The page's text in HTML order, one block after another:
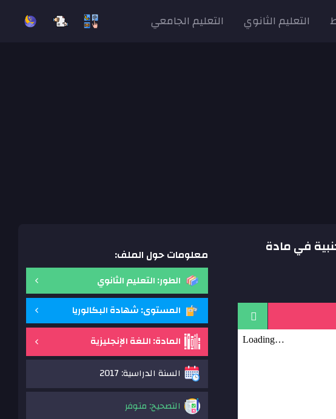
التعليم الثانوي التعليم الجامعي
- شعبة لغات أجنبية في مادة معلومات حول الملف:
الطور: التعليم الثانوي
المستوى: شهادة البكالوريا
المادة: اللغة الإنجليزية
السنة الدراسية: 2017
التصحيح: متوفر